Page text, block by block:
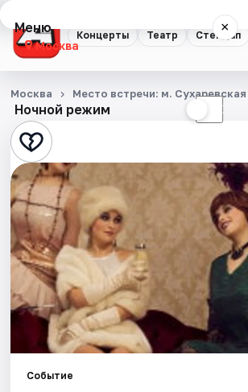
Концерты Театр Стендап
Меню ×
Москва
Концерты
Театр
Стендап
Выставки
Квесты
Экскурсии
Спорт
События
Ночной режим ☾
Москва Место встречи: м.
Событие